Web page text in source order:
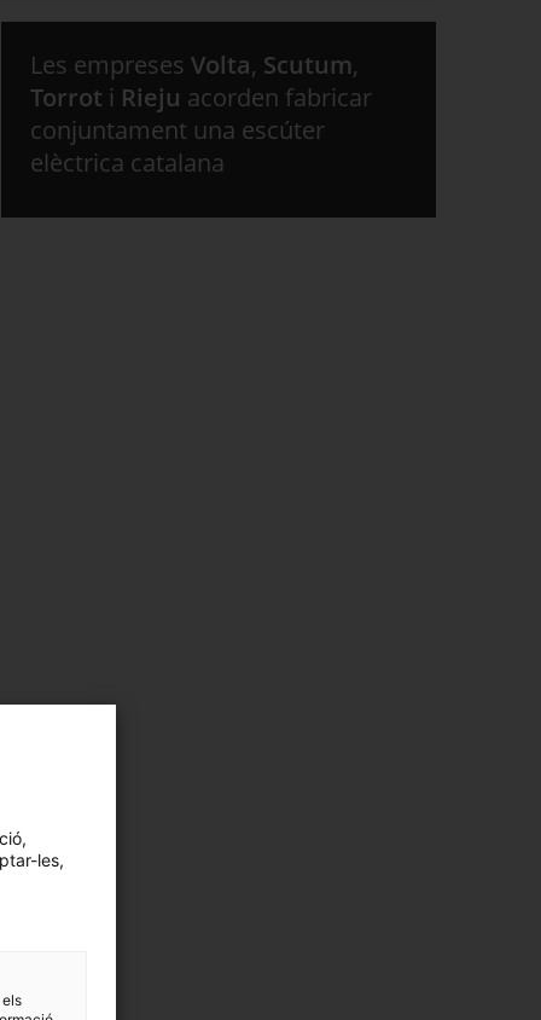
Les empreses Volta, Scutum,
Torrot i Rieju acorden fabricar
conjuntament una escúter
elèctrica catalana
les,